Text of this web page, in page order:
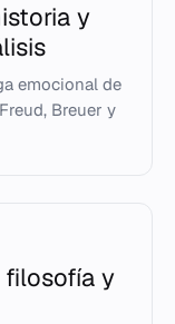
y
emocional de
Breuer y
filosofía y